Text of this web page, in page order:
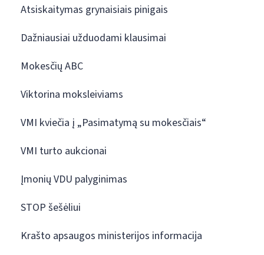
Atsiskaitymas grynaisiais pinigais
Dažniausiai užduodami klausimai
Mokesčių ABC
Viktorina moksleiviams
VMI kviečia į „Pasimatymą su mokesčiais“
VMI turto aukcionai
Įmonių VDU palyginimas
STOP šešėliui
Krašto apsaugos ministerijos informacija